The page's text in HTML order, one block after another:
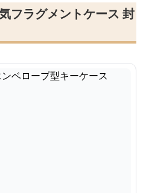
フラグメントケース 封